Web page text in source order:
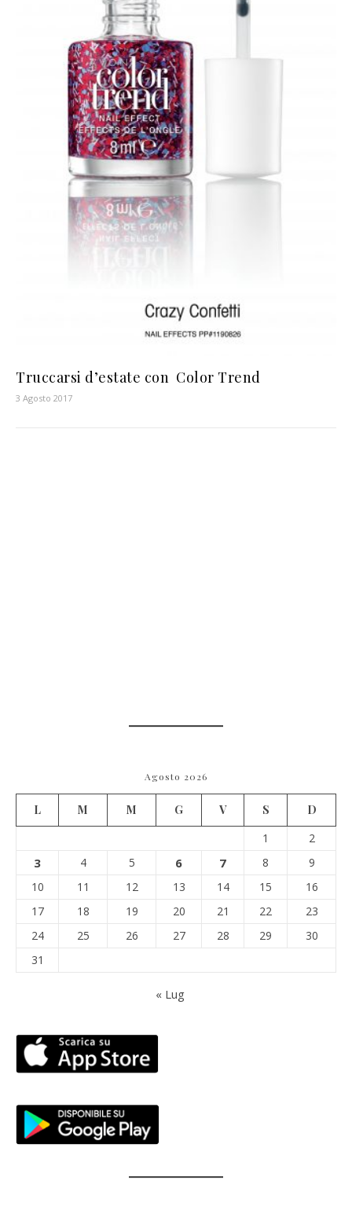
Truccarsi d’estate con Color Trend
3 Agosto 2017
Agosto 2026
L M M G V S
D
1
2
3 4 5 6 7 8
9
10
11 12 13 14 15
16
17
18 19 20 21 22
23
24
25 26 27 28 29
30
31
« Lug